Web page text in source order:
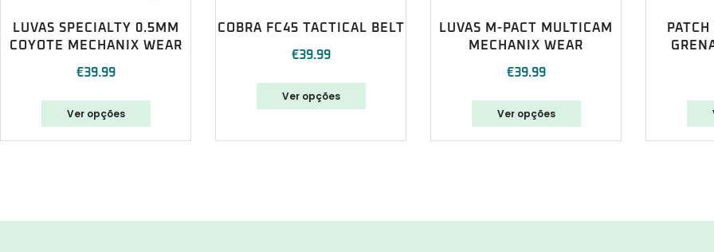
LUVAS SPECIALTY 0.5MM
COYOTE MECHANIX WEAR
€39.99
Ver opções
COBRA FC45 TACTICAL BELT
€39.99
Ver opções
LUVAS M-PACT MULTICAM
MECHANIX WEAR
€39.99
Ver opções